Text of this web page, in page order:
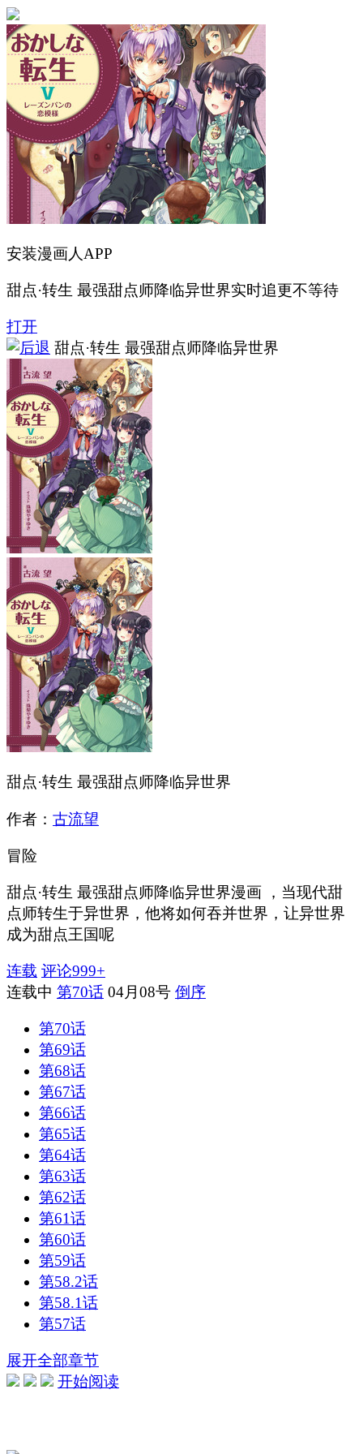
安装漫画人APP
甜点·转生 最强甜点师降临异世界实时追更不等待
打开
甜点·转生 最强甜点师降临异世界
甜点·转生 最强甜点师降临异世界
作者： 古流望
冒险
甜点·转生 最强甜点师降临异世界漫画 ，当现代甜
点师转生于异世界，他将如何吞并世界，让异世界
成为甜点王国呢
连载 评论999+
连载中 第70话 04月08号 倒序
第70话
第69话
第68话
第67话
第66话
第65话
第64话
第63话
第62话
第61话
第60话
第59话
第58.2话
第58.1话
第57话
展开全部章节
开始阅读